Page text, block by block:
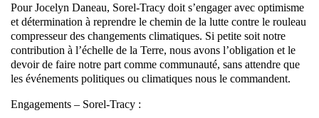
Pour Jocelyn Daneau, Sorel-Tracy doit s’engager avec optimisme
et détermination à reprendre le chemin de la lutte contre le rouleau
compresseur des changements climatiques. Si petite soit notre
contribution à l’échelle de la Terre, nous avons l’obligation et le
devoir de faire notre part comme communauté, sans attendre que
les événements politiques ou climatiques nous le commandent.
Engagements – Sorel-Tracy :